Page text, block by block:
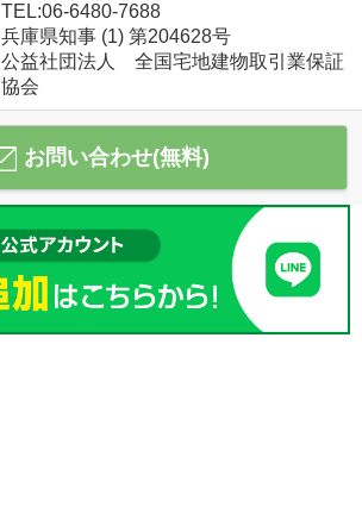
TEL:06-6480-7688
兵庫県知事 (1) 第204628号
公益社団法人 全国宅地建物取引業保証
協会
お問い合わせ(無料)